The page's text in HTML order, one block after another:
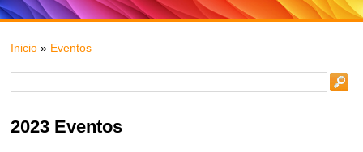
Inicio » Eventos
2023 Eventos